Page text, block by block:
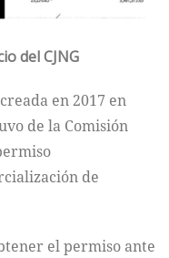
del CJNG
en 2017 en
de la Comisión
de
el permiso ante